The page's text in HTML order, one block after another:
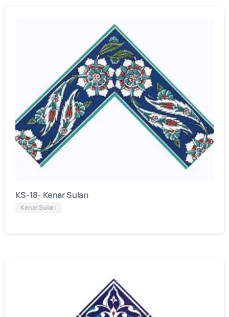
KS-18- Kenar Suları
Kenar Suları